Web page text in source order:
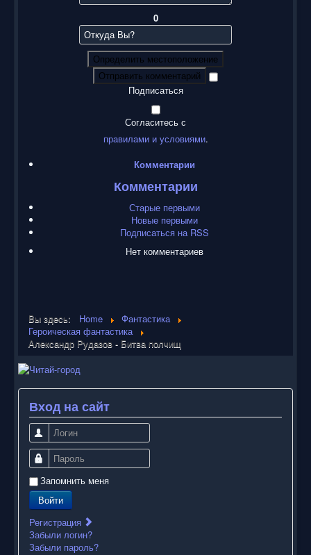
0
Определить местоположение
Отправить комментарий
Подписаться
Согласитесь с
правилами и условиями.
Комментарии
Комментарии
Старые первыми
Новые первыми
Подписаться на RSS
Нет комментариев
Вы здесь: Home
Фантастика
Героическая фантастика
Александр Рудазов - Битва полчищ
Вход на сайт
Логин
Пароль
Запомнить меня
Войти
Регистрация
Забыли логин?
Забыли пароль?